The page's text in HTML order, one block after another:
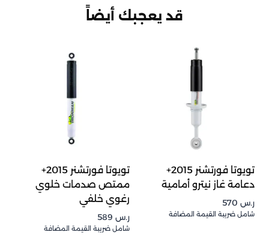
قد يعجبك أيضاً
تويوتا فورتشنر 2015+
دعامة غاز نيترو أمامية
ر.س
شامل ضريبة القيمة المضافة
تويوتا فورتشنر 2015+
ممتص صدمات خلوي
رغوي خلفي
ر.س
شامل ضريبة القيمة المضافة